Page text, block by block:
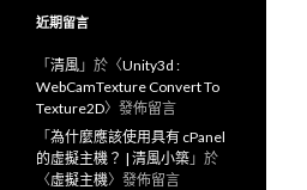
近期留言
「 清風 」於〈Unity3d :
WebCamTexture Convert To
Texture2D〉發佈留言
「 為什麼應該使用具有 cPanel
的虛擬主機？ | 清風小築 」於
〈虛擬主機〉發佈留言